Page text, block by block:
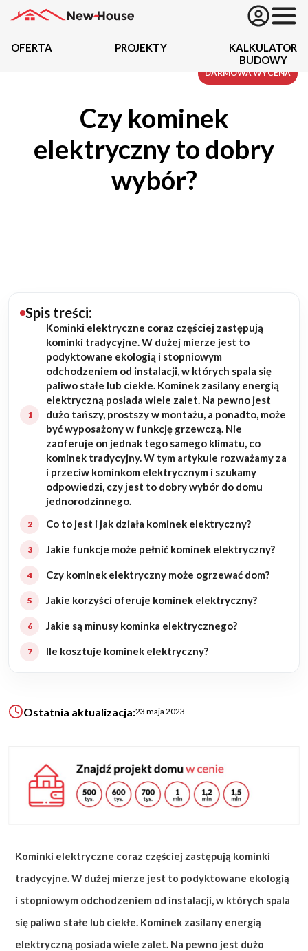
Działki
Budowa domu
Rezydencje
Rozbudowa
Remonty
Budynki biurowe
Realizacje
Filmy
KALKULATOR BUDOWY
KONAKT
OFERTA PROJEKTY
KALKULATOR
BUDOWY
Czy kominek
elektryczny to dobry
wybór?
Spis treści:
Kominki elektryczne coraz częściej zastępują
kominki tradycyjne. W dużej mierze jest to
podyktowane ekologią i stopniowym
odchodzeniem od instalacji, w których spala się
paliwo stałe lub ciekłe. Kominek zasilany energią
elektryczną posiada wiele zalet. Na pewno jest
dużo tańszy, prostszy w montażu, a ponadto, może
być wyposażony w funkcję grzewczą. Nie
zaoferuje on jednak tego samego klimatu, co
kominek tradycyjny. W tym artykule rozważamy za
i przeciw kominkom elektrycznym i szukamy
odpowiedzi, czy jest to dobry wybór do domu
jednorodzinnego.
Co to jest i jak działa kominek elektryczny?
Jakie funkcje może pełnić kominek elektryczny?
Czy kominek elektryczny może ogrzewać dom?
Jakie korzyści oferuje kominek elektryczny?
Jakie są minusy kominka elektrycznego?
Ile kosztuje kominek elektryczny?
Ostatnia aktualizacja:23 maja 2023
Kominki elektryczne coraz częściej zastępują kominki
tradycyjne. W dużej mierze jest to podyktowane ekologią
i stopniowym odchodzeniem od instalacji, w których spala
się paliwo stałe lub ciekłe. Kominek zasilany energią
elektryczną posiada wiele zalet. Na pewno jest dużo
DARMOWA WYCENA